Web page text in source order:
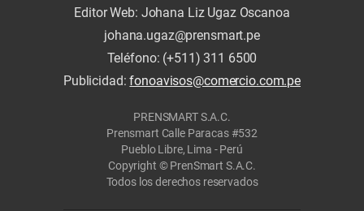
Editor Web: Johana Liz Ugaz Oscanoa
johana.ugaz@prensmart.pe
Teléfono: (+511) 311 6500
Publicidad:fonoavisos@comercio.com.pe
PRENSMART S.A.C.
Prensmart Calle Paracas #532
Pueblo Libre, Lima - Perú
Copyright © PrenSmart S.A.C.
Todos los derechos reservados